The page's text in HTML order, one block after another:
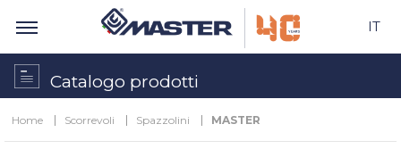
IT
Catalogo prodotti
Home Scorrevoli Spazzolini MASTER